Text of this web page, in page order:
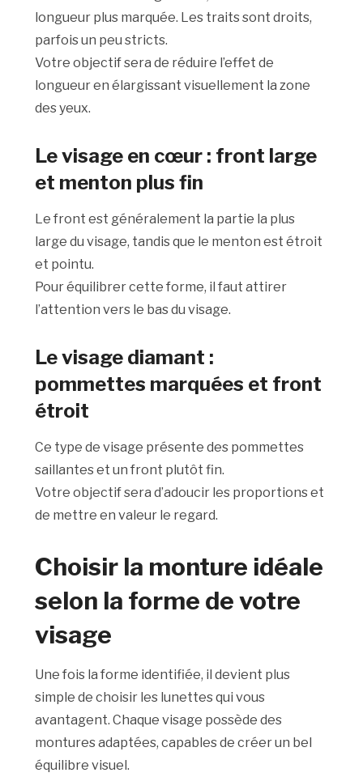
longueur plus marquée. Les traits sont droits,
parfois un peu stricts.
Votre objectif sera de réduire l’effet de
longueur en élargissant visuellement la zone
des yeux.
Le visage en cœur : front large
et menton plus fin
Le front est généralement la partie la plus
large du visage, tandis que le menton est étroit
et pointu.
Pour équilibrer cette forme, il faut attirer
l’attention vers le bas du visage.
Le visage diamant :
pommettes marquées et front
étroit
Ce type de visage présente des pommettes
saillantes et un front plutôt fin.
Votre objectif sera d’adoucir les proportions et
de mettre en valeur le regard.
Choisir la monture idéale
selon la forme de votre
visage
Une fois la forme identifiée, il devient plus
simple de choisir les lunettes qui vous
avantagent. Chaque visage possède des
montures adaptées, capables de créer un bel
équilibre visuel.